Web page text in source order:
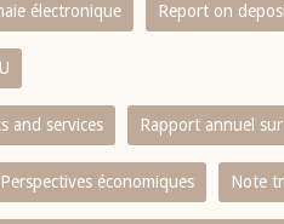
électronique Report on
and services Rapport annuel
Perspectives économiques Note